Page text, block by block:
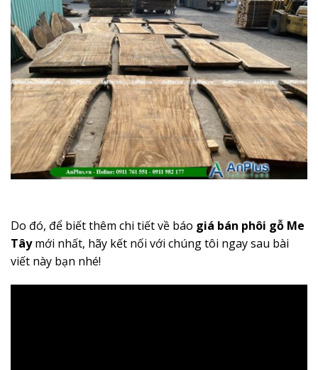
Do đó, để biết thêm chi tiết về báo giá bán phôi gỗ Me
Tâymới nhất, hãy kết nối với chúng tôi ngay sau bài
viết này bạn nhé!